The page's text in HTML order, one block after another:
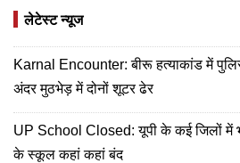
लेटेस्ट न्यूज
Karnal Encounter: बीरू हत्याकांड में
अंदर मुठभेड़ में दोनों शूटर ढेर
UP School Closed: यूपी के कई जिलों में
के स्कूल कहां कहां बंद